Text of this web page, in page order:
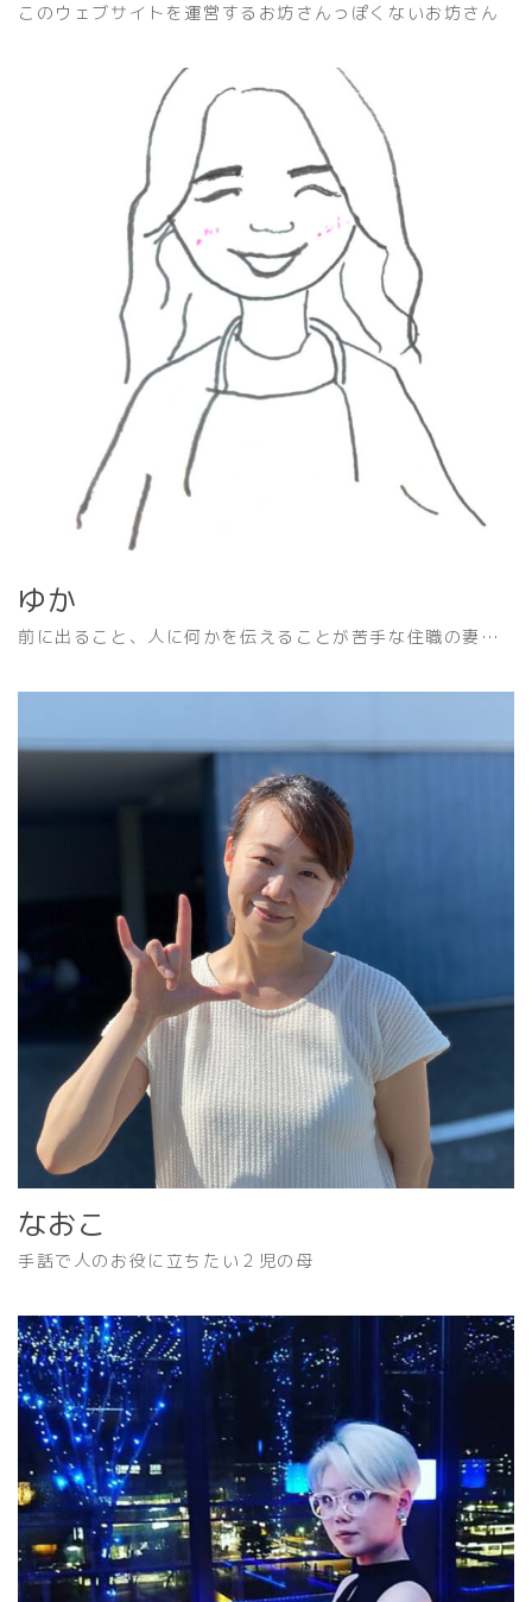
このウェブサイトを運営するお坊さんっぽくないお坊さん
ゆか
前に出ること、人に何かを伝えることが苦手な住職の妻…
なおこ
手話で人のお役に立ちたい２児の母